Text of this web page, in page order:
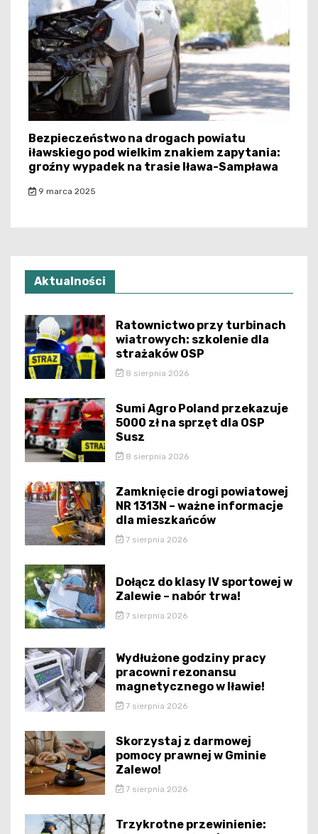
Bezpieczeństwo na drogach powiatu
iławskiego pod wielkim znakiem zapytania:
groźny wypadek na trasie Iława-Sampława
9 marca 2025
Aktualności
Ratownictwo przy turbinach
wiatrowych: szkolenie dla
strażaków OSP
8 sierpnia 2026
Sumi Agro Poland przekazuje
5000 zł na sprzęt dla OSP
Susz
8 sierpnia 2026
Zamknięcie drogi powiatowej
NR 1313N – ważne informacje
dla mieszkańców
7 sierpnia 2026
Dołącz do klasy IV sportowej w
Zalewie – nabór trwa!
7 sierpnia 2026
Wydłużone godziny pracy
pracowni rezonansu
magnetycznego w Iławie!
7 sierpnia 2026
Skorzystaj z darmowej
pomocy prawnej w Gminie
Zalewo!
7 sierpnia 2026
Trzykrotne przewinienie: